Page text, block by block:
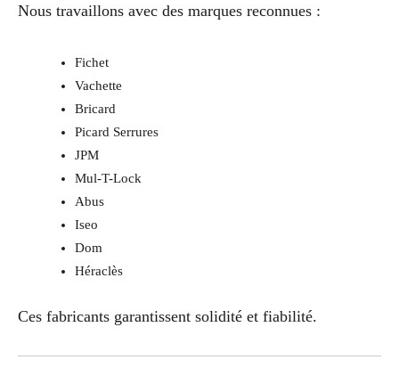
Nous travaillons avec des marques reconnues :
Fichet
Vachette
Bricard
Picard Serrures
JPM
Mul-T-Lock
Abus
Iseo
Dom
Héraclès
Ces fabricants garantissent solidité et fiabilité.